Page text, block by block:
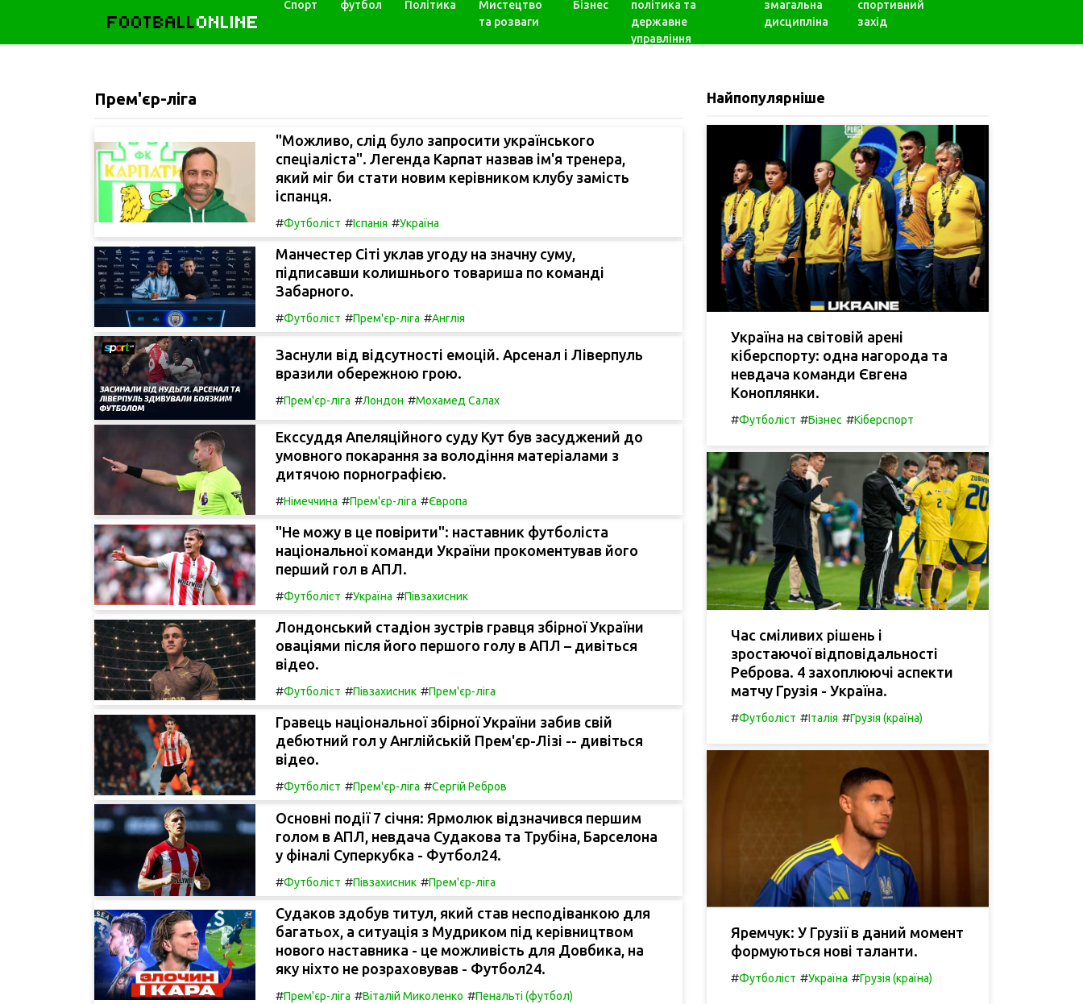
FOOTBALLONLINE
Спорт футбол Політика
Мистецтво
та розваги
Бізнес
політика та
державне
управління
змагальна
дисципліна
спортивний
захід
Прем'єр-ліга
"Можливо, слід було запросити українського
спеціаліста". Легенда Карпат назвав ім'я тренера,
який міг би стати новим керівником клубу замість
іспанця.
#Футболіст #Іспанія #Україна
Манчестер Сіті уклав угоду на значну суму,
підписавши колишнього товариша по команді
Забарного.
#Футболіст #Прем'єр-ліга #Англія
Заснули від відсутності емоцій. Арсенал і Ліверпуль
вразили обережною грою.
#Прем'єр-ліга #Лондон #Мохамед Салах
Екссуддя Апеляційного суду Кут був засуджений до
умовного покарання за володіння матеріалами з
дитячою порнографією.
#Німеччина #Прем'єр-ліга #Європа
"Не можу в це повірити": наставник футболіста
національної команди України прокоментував його
перший гол в АПЛ.
#Футболіст #Україна #Півзахисник
Лондонський стадіон зустрів гравця збірної України
оваціями після його першого голу в АПЛ – дивіться
відео.
#Футболіст #Півзахисник #Прем'єр-ліга
Гравець національної збірної України забив свій
дебютний гол у Англійській Прем'єр-Лізі -- дивіться
відео.
#Футболіст #Прем'єр-ліга #Сергій Ребров
Основні події 7 січня: Ярмолюк відзначився першим
голом в АПЛ, невдача Судакова та Трубіна, Барселона
у фіналі Суперкубка - Футбол24.
#Футболіст #Півзахисник #Прем'єр-ліга
Судаков здобув титул, який став несподіванкою для
багатьох, а ситуація з Мудриком під керівництвом
нового наставника - це можливість для Довбика, на
яку ніхто не розраховував - Футбол24.
#Прем'єр-ліга #Віталій Миколенко #Пенальті (футбол)
Найпопулярніше
Україна на світовій арені
кіберспорту: одна нагорода та
невдача команди Євгена
Коноплянки.
#Футболіст #Бізнес #Кіберспорт
Час сміливих рішень і
зростаючої відповідальності
Реброва. 4 захоплюючі аспекти
матчу Грузія - Україна.
#Футболіст #Італія #Грузія (країна)
Яремчук: У Грузії в даний момент
формуються нові таланти.
#Футболіст #Україна #Грузія (країна)